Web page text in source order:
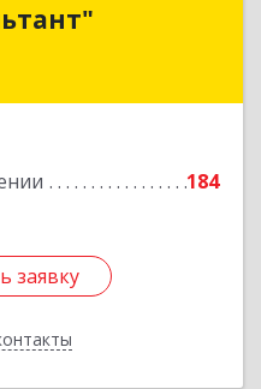
184
заявку
Кавказский р-н,
заявку